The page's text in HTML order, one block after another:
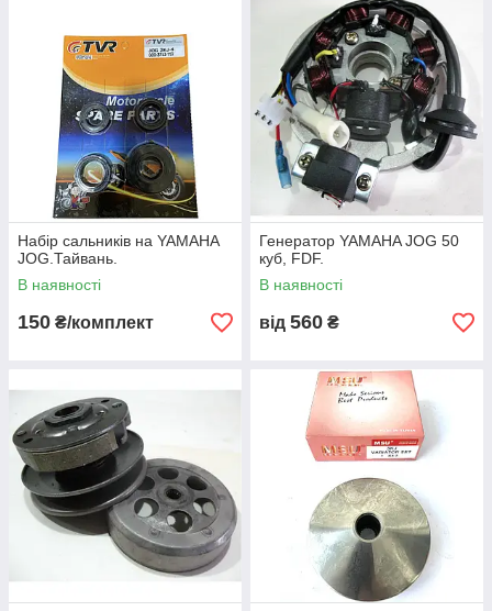
Набір сальників на YAMAHA
JOG.Тайвань.
В наявності
150 ₴/комплект
Генератор YAMAHA JOG 50
куб, FDF.
В наявності
від 560 ₴